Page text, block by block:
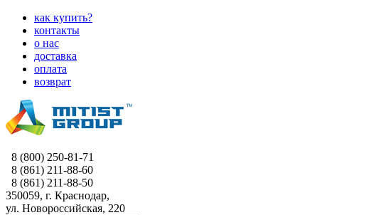
как купить?
контакты
о нас
доставка
оплата
возврат
8 (800) 250-81-71
8 (861) 211-88-60
8 (861) 211-88-50
350059, г. Краснодар,
ул. Новороссийская, 220